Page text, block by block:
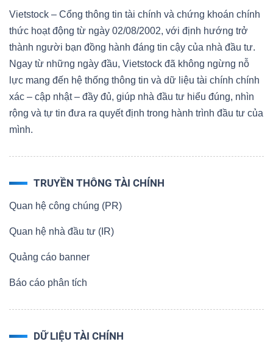
Vietstock – Cổng thông tin tài chính và chứng khoán chính
thức hoạt động từ ngày 02/08/2002, với định hướng trở
thành người bạn đồng hành đáng tin cậy của nhà đầu tư.
Ngay từ những ngày đầu, Vietstock đã không ngừng nỗ
lực mang đến hệ thống thông tin và dữ liệu tài chính chính
xác – cập nhật – đầy đủ, giúp nhà đầu tư hiểu đúng, nhìn
rộng và tự tin đưa ra quyết định trong hành trình đầu tư của
mình.
TRUYỀN THÔNG TÀI CHÍNH
Quan hệ công chúng (PR)
Quan hệ nhà đầu tư (IR)
Quảng cáo banner
Báo cáo phân tích
DỮ LIỆU TÀI CHÍNH